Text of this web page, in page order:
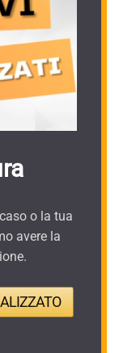
o la tua
avere la